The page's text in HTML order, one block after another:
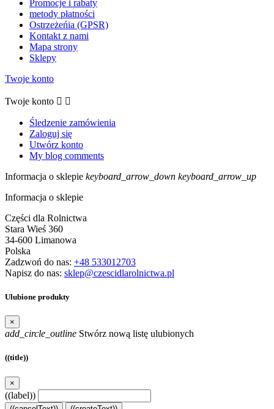
Promocje i rabaty
metody płatności
Ostrzeżeńia (GPSR)
Kontakt z nami
Mapa strony
Sklepy
Twoje konto
Twoje konto  
Śledzenie zamówienia
Zaloguj się
Utwórz konto
My blog comments
Informacja o sklepie keyboard_arrow_down keyboard_arrow_up
Informacja o sklepie
Części dla Rolnictwa
Stara Wieś 360
34-600 Limanowa
Polska
Zadzwoń do nas: +48 533012703
Napisz do nas: sklep@czescidlarolnictwa.pl
Ulubione produkty
×
add_circle_outline Stwórz nową listę ulubionych
((title))
×
((label))